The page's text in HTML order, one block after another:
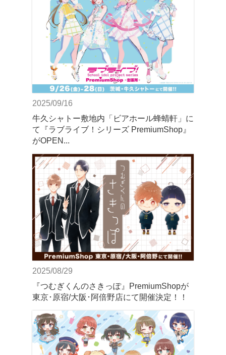
2025/09/16
牛久シャトー敷地内「ビアホール蜂蜻軒」に
て『ラブライブ！シリーズ PremiumShop』
がOPEN...
2025/08/29
『つむぎくんのさきっぽ』PremiumShopが
東京･原宿/大阪･阿倍野店にて開催決定！！